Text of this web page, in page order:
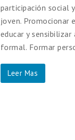
participación social
joven. Promocionar
educar y
formal. Formar
Leer Mas